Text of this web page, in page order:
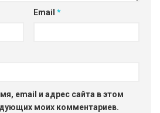
Email *
email и адрес сайта в этом
моих комментариев.